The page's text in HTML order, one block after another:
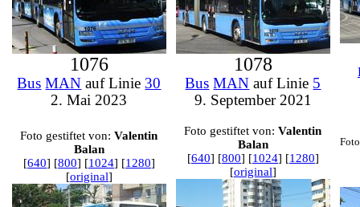
1076
Bus MAN auf Linie 30
2. Mai 2023
1078
Bus MAN auf Linie 5
9. September 2021
Foto gestiftet von:Valentin
Balan
[640] [800] [1024] [1280]
[original]
Foto gestiftet von:Valentin
Balan
[640] [800] [1024] [1280]
[original]